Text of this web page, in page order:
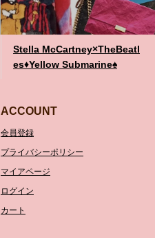
Stella McCartney×TheBeatl
es♦️Yellow Submarine♠️
ACCOUNT
会員登録
プライバシーポリシー
マイアページ
ログイン
カート